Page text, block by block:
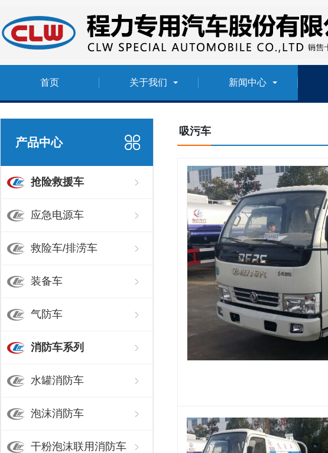
首页 关于我们 新闻中心
产品中心
抢险救援车
应急电源车
救险车/排涝车
装备车
气防车
消防车系列
水罐消防车
泡沫消防车
干粉泡沫联用消防车
吸污车